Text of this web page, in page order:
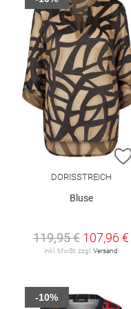
DORISSTREICH
Bluse
119,95 € 107,96 €
inkl. MwSt. zzgl.Versand
-10%